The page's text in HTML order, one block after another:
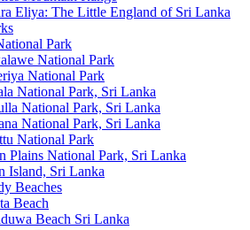
Eliya: The Little England of Sri Lanka
Park
National Park
National Park
National Park, Sri Lanka
National Park, Sri Lanka
National Park, Sri Lanka
National Park
Plains National Park, Sri Lanka
Island, Sri Lanka
Beaches
Beach
Beach Sri Lanka